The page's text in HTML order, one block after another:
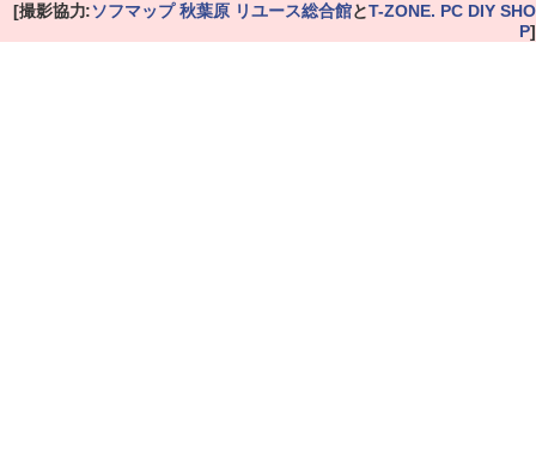
[撮影協力:ソフマップ 秋葉原 リユース総合館とT-ZONE. PC DIY SHO
P]